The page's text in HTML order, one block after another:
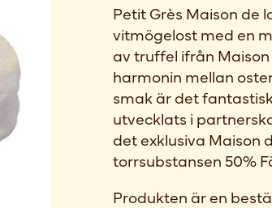
Petit Grès Maison de
vitmögelost med en
av truffel ifrån
harmonin mellan
smak är det
utvecklats i
det exklusiva Maison
torrsubstansen 50%
Produkten är en